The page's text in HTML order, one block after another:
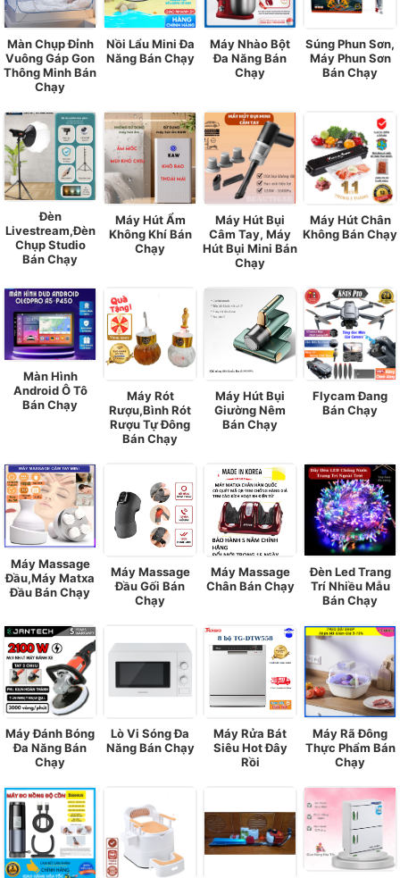
Màn Chụp Đỉnh
Vuông Gáp Gon
Thông Minh Bán
Chạy
Nồi Lẩu Mini Đa
Năng Bán Chạy
Máy Nhào Bột
Đa Năng Bán
Chạy
Súng Phun Sơn,
Máy Phun Sơn
Bán Chạy
Đèn
Livestream,Đèn
Chụp Studio
Bán Chạy
Máy Hút Ẩm
Không Khí Bán
Chạy
Máy Hút Bụi
Câm Tay, Máy
Hút Bụi Mini Bán
Chạy
Máy Hút Chân
Không Bán Chạy
Màn Hình
Android Ô Tô
Bán Chạy
Máy Rót
Rượu,Bình Rót
Rượu Tự Đông
Bán Chạy
Máy Hút Bụi
Giường Nêm
Bán Chạy
Flycam Đang
Bán Chạy
Máy Massage
Đầu,Máy Matxa
Đầu Bán Chạy
Máy Massage
Đầu Gối Bán
Chạy
Máy Massage
Chân Bán Chạy
Đèn Led Trang
Trí Nhiều Mẫu
Bán Chạy
Máy Đánh Bóng
Đa Năng Bán
Chạy
Lò Vi Sóng Đa
Năng Bán Chạy
Máy Rửa Bát
Siêu Hot Đây
Rồi
Máy Rã Đông
Thực Phẩm Bán
Chạy